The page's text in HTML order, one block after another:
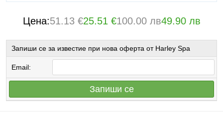
Цена:51.13 €25.51 €100.00 лв49.90 лв
Запиши се за известие при нова оферта от Harley Spa
Email:
Запиши се